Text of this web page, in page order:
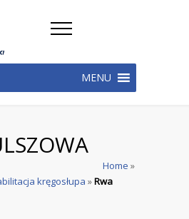
MENU
Home »
kręgosłupa »Rwa